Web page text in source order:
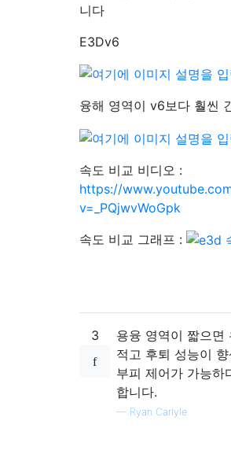
니다
E3Dv6
융해 영역이 v6보다 훨씬
속도 비교 비디오 :
https://
v=_PQjwvWoGpk
속도 비교 그래프 :
3
용융 영역이 짧으면
적고 후퇴 성능이
부피 제어가 가능하
합니다.
— Ryan Carlyle